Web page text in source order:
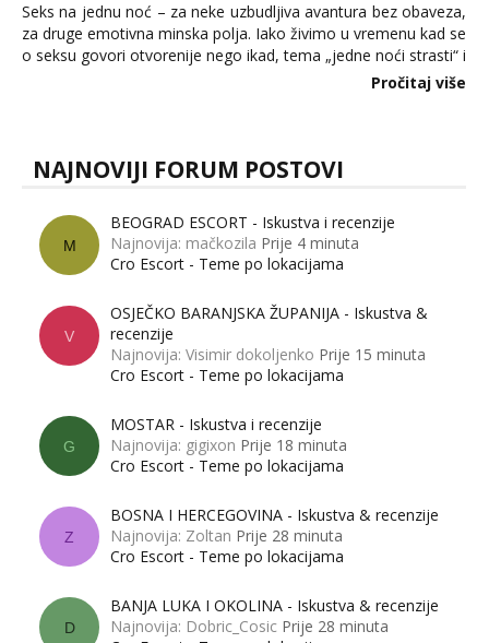
Seks na jednu noć – za neke uzbudljiva avantura bez obaveza,
za druge emotivna minska polja. Iako živimo u vremenu kad se
o seksu govori otvorenije nego ikad, tema „jedne noći strasti“ i
dalje izaziva burne rasprave. Što zapravo misle žene, a što
Pročitaj više
NAJNOVIJI FORUM POSTOVI
M
BEOGRAD ESCORT - Iskustva i recenzije
Najnovija: mačkozila Prije 4 minuta
Cro Escort - Teme po lokacijama
V
OSJEČKO BARANJSKA ŽUPANIJA - Iskustva &
recenzije
Najnovija: Visimir dokoljenko Prije 15 minuta
Cro Escort - Teme po lokacijama
G
MOSTAR - Iskustva i recenzije
Najnovija: gigixon Prije 18 minuta
Cro Escort - Teme po lokacijama
Z
BOSNA I HERCEGOVINA - Iskustva & recenzije
Najnovija: Zoltan Prije 28 minuta
Cro Escort - Teme po lokacijama
D
BANJA LUKA I OKOLINA - Iskustva & recenzije
Najnovija: Dobric_Cosic Prije 28 minuta